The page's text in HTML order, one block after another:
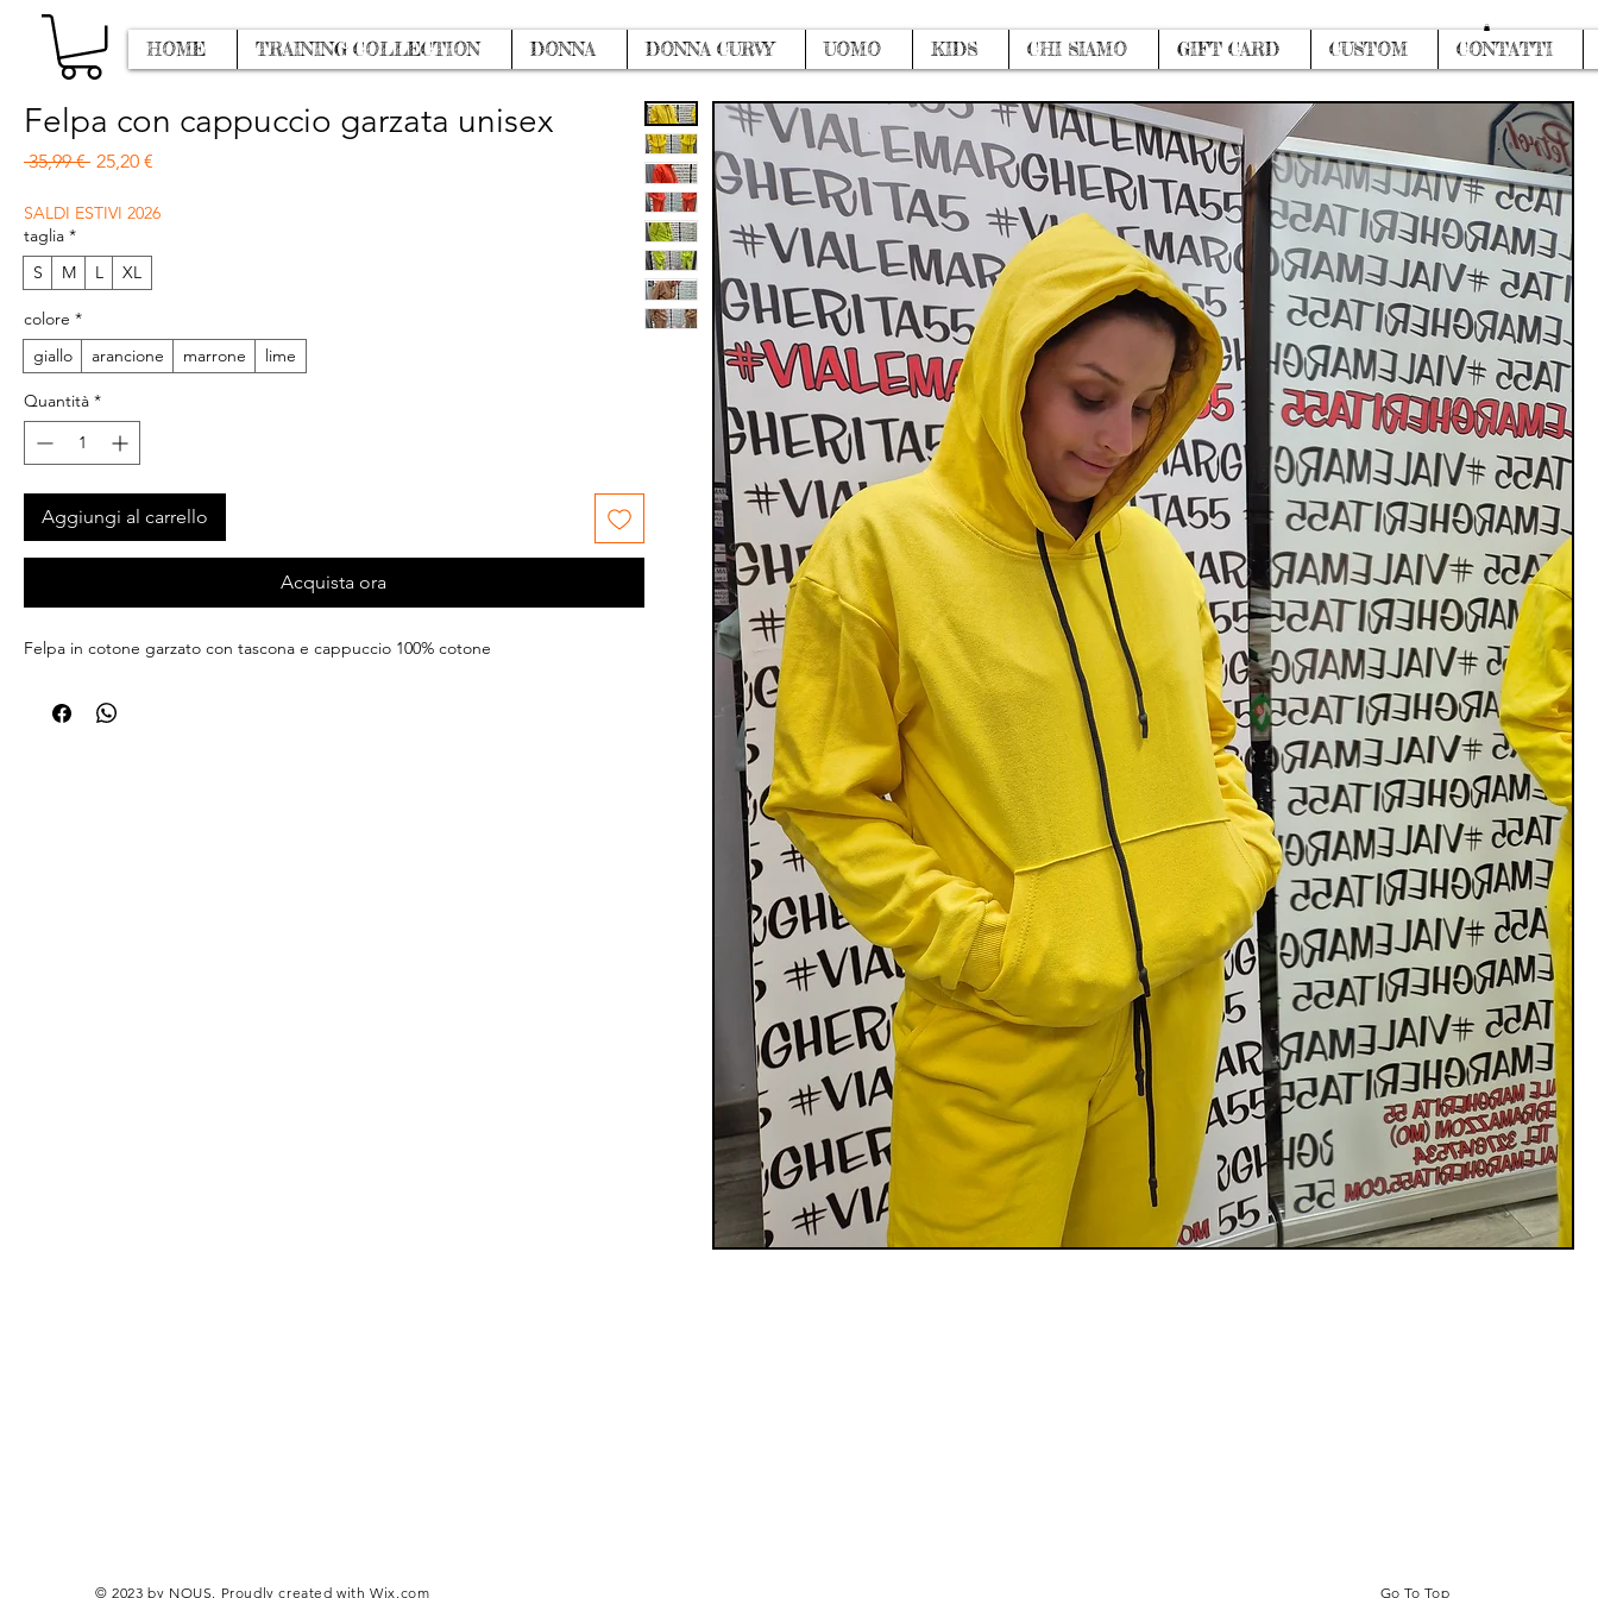
Accedi
HOME TRAINING COLLECTION DONNA DONNA CURVY UOMO KIDS CHI SIAMO GIFT CARD CUSTOM CONTATTI
Felpa con cappuccio garzata unisex
35,99 € Prezzo regolare
25,20 €
SALDI ESTIVI 2026
taglia *
S
M L XL
colore *
giallo
arancione marrone lime
Quantità *
Aggiungi al carrello
Acquista ora
Felpa in cotone garzato con tascona e cappuccio 100% cotone
© 2023 by NOUS. Proudly created withWix.com Go To Top